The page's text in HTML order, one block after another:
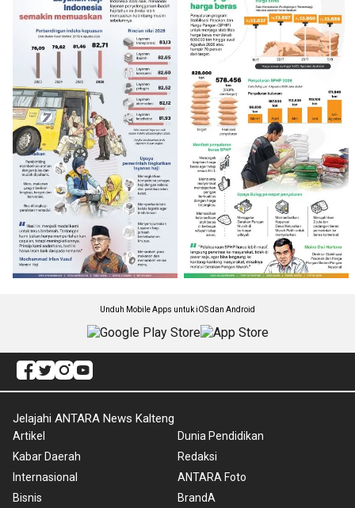
Unduh Mobile Apps untuk iOS dan Android
Jelajahi ANTARA News Kalteng
Artikel
Kabar Daerah
Internasional
Bisnis
Dunia Pendidikan
Redaksi
ANTARA Foto
BrandA